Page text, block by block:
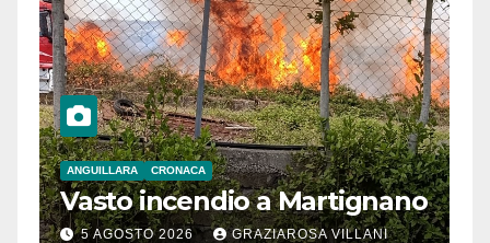
ANGUILLARA CRONACA
Vasto incendio a Martignano
5 AGOSTO 2026 GRAZIAROSA VILLANI